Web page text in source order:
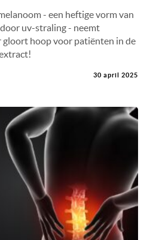
- een heftige vorm van
uv-straling - neemt
gloort hoop voor patiënten in de
30 april 2025